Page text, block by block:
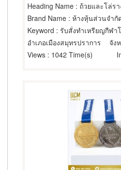
Heading Name : ถ้วยและโล่รางวัล,หน่วยงานราชกา
Brand Name : ห้างหุ้นส่วนจำกัด
Keyword : รับสั่งทำเหรียญกีฬา
อำเภอเมืองสมุทรปราการ
จัง
Views : 1042 Time(s)